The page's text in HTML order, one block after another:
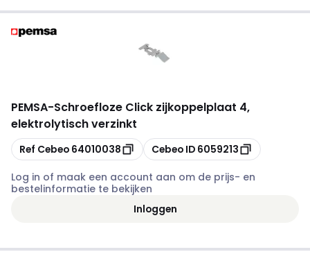
PEMSA-Schroefloze Click zijkoppelplaat 4,
elektrolytisch verzinkt
Kopiëren
Ref Cebeo 64010038 Kopiëren
Cebeo ID 6059213
Log in of maak een account aan om de prijs- en
bestelinformatie te bekijken
Inloggen